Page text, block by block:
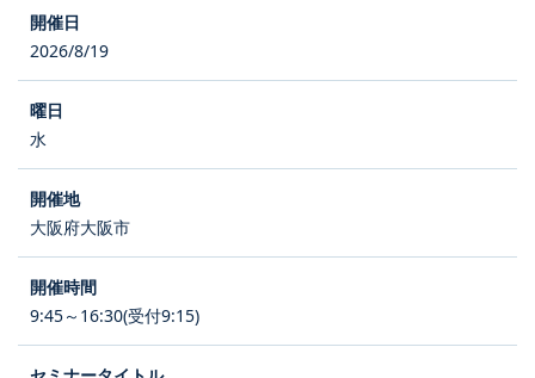
2026/8/19
水
大阪府大阪市
9:45～16:30(受付9:15)